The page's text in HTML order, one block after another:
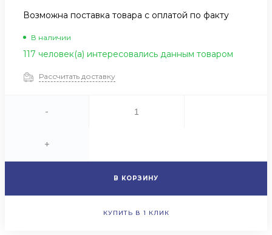
Возможна поставка товара с оплатой по факту
В наличии
117 человек(а) интересовались данным товаром
Рассчитать доставку
-
+
В КОРЗИНУ
КУПИТЬ В 1 КЛИК